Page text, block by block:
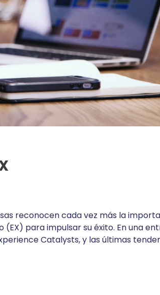
reconocen cada vez más la
para impulsar su éxito. En una
Catalysts, y las últimas